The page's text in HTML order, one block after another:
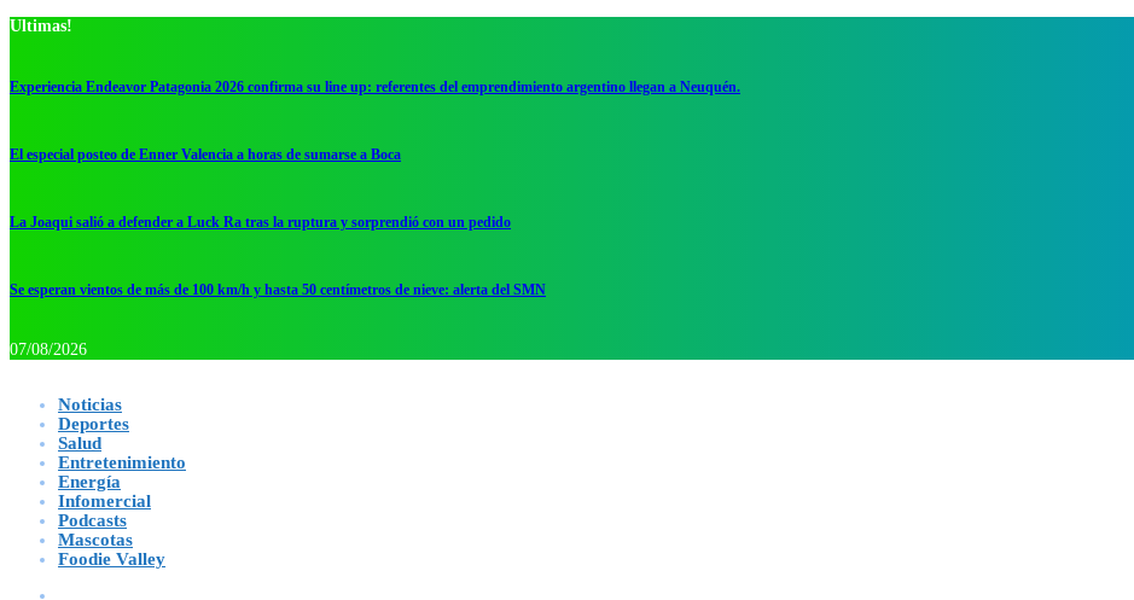
Ultimas!
Experiencia Endeavor Patagonia 2026 confirma su line up: referentes del emprendimiento argentino llegan a Neuquén.
El especial posteo de Enner Valencia a horas de sumarse a Boca
La Joaqui salió a defender a Luck Ra tras la ruptura y sorprendió con un pedido
Se esperan vientos de más de 100 km/h y hasta 50 centímetros de nieve: alerta del SMN
07/08/2026
Noticias
Deportes
Salud
Entretenimiento
Energía
Infomercial
Podcasts
Mascotas
Foodie Valley